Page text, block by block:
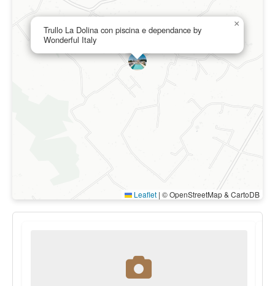
Trullo La Dolina con piscina e dependance by
Wonderful Italy
×
Leaflet | © OpenStreetMap & CartoDB